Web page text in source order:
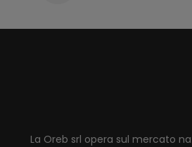
La Oreb srl opera sul mercato